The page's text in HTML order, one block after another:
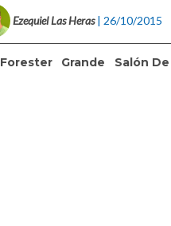
Ezequiel Las Heras | 26/10/2015
Forester Grande Salón